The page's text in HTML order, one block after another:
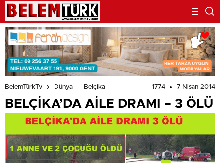
BelemTürkTv Dünya Belçika 1774 7 Nisan 2014
BELÇİKA’DA AİLE DRAMI – 3 ÖLÜ